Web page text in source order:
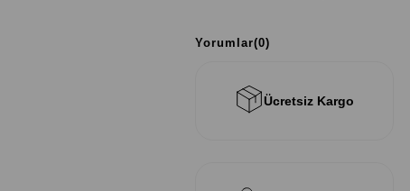
Yorumlar(0)
Ücretsiz Kargo